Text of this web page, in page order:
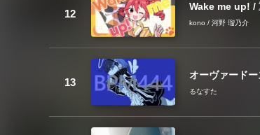
Wake me up! /
kono / 河野 瑠乃介
オーヴァード
るなすた